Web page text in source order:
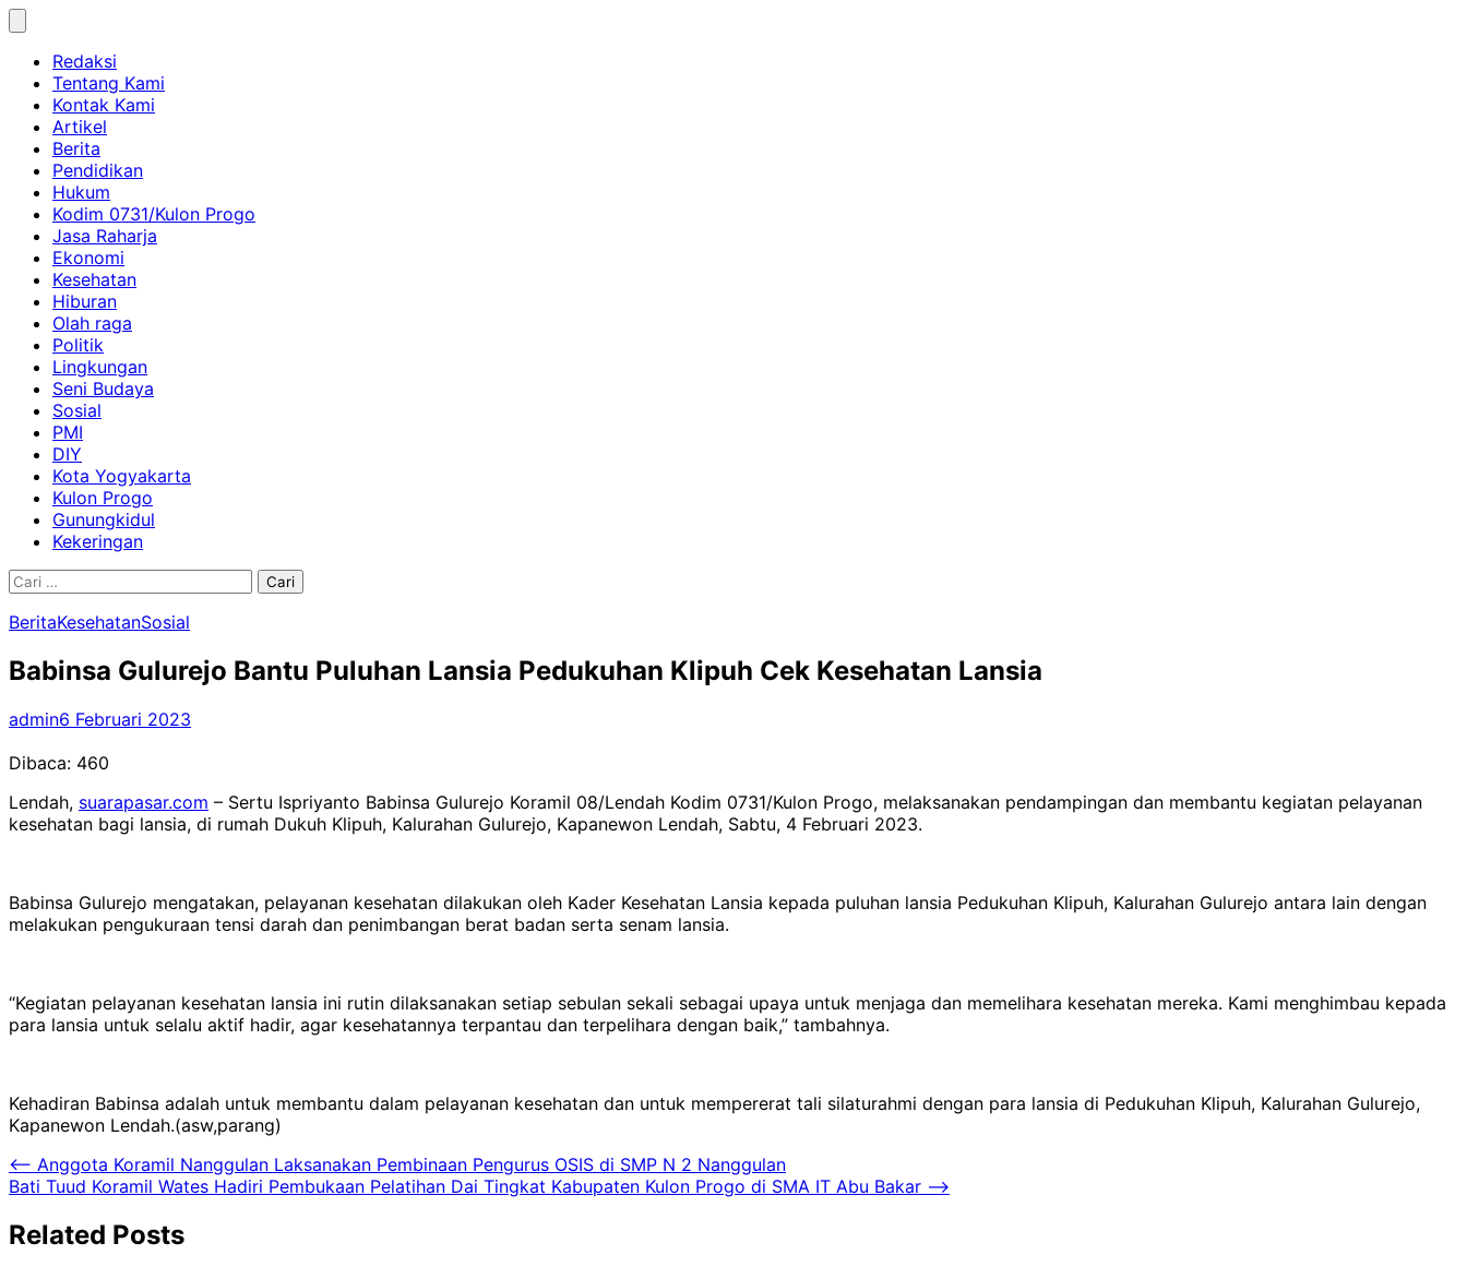
Skip
contentRedaksi
Tentang Kami
Kontak Kami
Artikel
Berita
Pendidikan
Hukum
Kodim 0731/Kulon Progo
Jasa Raharja
Ekonomi
Kesehatan
Hiburan
Olah raga
Politik
Lingkungan
Seni Budaya
Sosial
PMI
DIY
Kota Yogyakarta
Kulon Progo
Gunungkidul
Kekeringan
Cari
BeritaKesehatanSosial
Babinsa Gulurejo Bantu Puluhan Lansia Pedukuhan Klipuh Cek Kesehatan Lansia
admin6 Februari 2023
Dibaca: 460
Lendah, suarapasar.com – Sertu Ispriyanto Babinsa Gulurejo Koramil 08/Lendah Kodim 0731/Kulon Progo, melaksanakan pendampingan dan membantu kegiatan pelayanan
kesehatan bagi lansia, di rumah Dukuh Klipuh, Kalurahan Gulurejo, Kapanewon Lendah, Sabtu, 4 Februari 2023.
Babinsa Gulurejo mengatakan, pelayanan kesehatan dilakukan oleh Kader Kesehatan Lansia kepada puluhan lansia Pedukuhan Klipuh, Kalurahan Gulurejo antara lain dengan
melakukan pengukuraan tensi darah dan penimbangan berat badan serta senam lansia.
“Kegiatan pelayanan kesehatan lansia ini rutin dilaksanakan setiap sebulan sekali sebagai upaya untuk menjaga dan memelihara kesehatan mereka. Kami menghimbau kepada
para lansia untuk selalu aktif hadir, agar kesehatannya terpantau dan terpelihara dengan baik,” tambahnya.
Kehadiran Babinsa adalah untuk membantu dalam pelayanan kesehatan dan untuk mempererat tali silaturahmi dengan para lansia di Pedukuhan Klipuh, Kalurahan Gulurejo,
Kapanewon Lendah.(asw,parang)
Navigasi
pos
⟵ Anggota Koramil Nanggulan Laksanakan Pembinaan Pengurus OSIS di SMP N 2 Nanggulan
Bati Tuud Koramil Wates Hadiri Pembukaan Pelatihan Dai Tingkat Kabupaten Kulon Progo di SMA IT Abu Bakar ⟶
Related Posts